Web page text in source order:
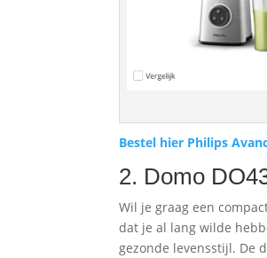
Bestel hier Philips
2. Domo
Wil je graag een
dat je al lang wilde
gezonde levensstijl. De